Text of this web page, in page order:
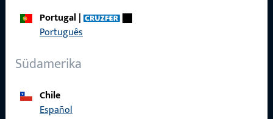
Portugal|
Português
Südamerika
Chile
Español